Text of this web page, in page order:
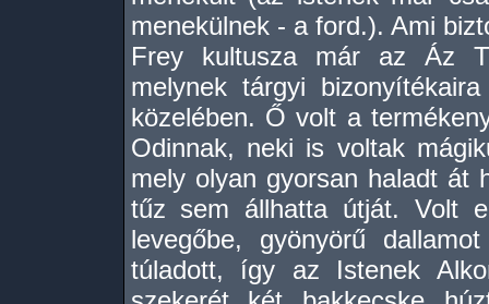
menekülnek - a ford.). Ami
Frey kultusza már az Áz
melynek tárgyi
közelében. Ő volt a
Odinnak, neki is voltak
mely olyan gyorsan haladt át
tűz sem állhatta útját. Volt
levegőbe, gyönyörű
túladott, így az Istenek